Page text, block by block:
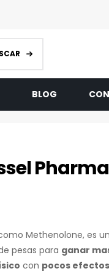
BLOG
Pharma
Methenolone, es
pesas para ganar
con pocos